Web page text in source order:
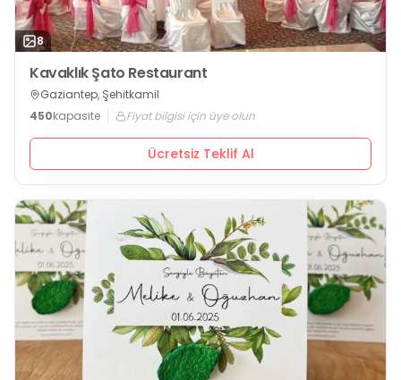
8
Kavaklık Şato Restaurant
Gaziantep, Şehitkamil
450kapasite Fiyat bilgisi için üye olun
Ücretsiz Teklif Al